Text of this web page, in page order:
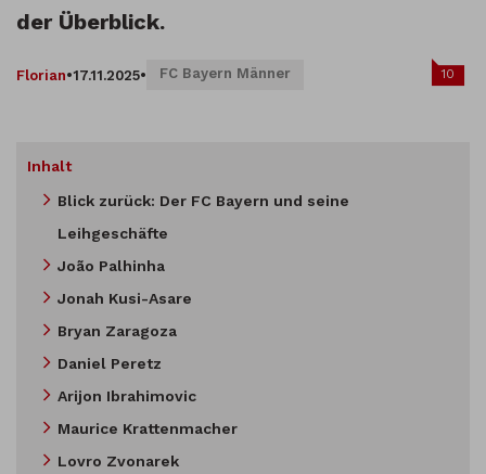
der Überblick.
Florian•17.11.2025• FC Bayern Männer 10
Inhalt
Blick zurück: Der FC Bayern und seine
Leihgeschäfte
João Palhinha
Jonah Kusi-Asare
Bryan Zaragoza
Daniel Peretz
Arijon Ibrahimovic
Maurice Krattenmacher
Lovro Zvonarek